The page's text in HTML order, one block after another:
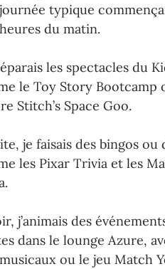
typique
du matin.
les spectacles du
le Toy Story Bootcamp
Stitch’s Space Goo.
je faisais des bingos ou
les Pixar Trivia et les
j’animais des
dans le lounge Azure,
ou le jeu Match